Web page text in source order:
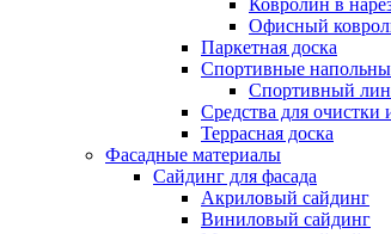
Ковролин в
Офисный
Паркетная доска
Спортивные
Спортивный
Средства для очистки
Террасная доска
Фасадные материалы
Сайдинг для фасада
Акриловый сайдинг
Виниловый сайдинг